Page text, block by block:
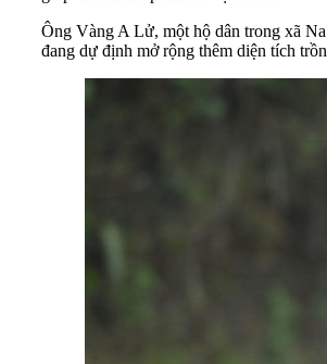
Ông Vàng A Lử, một hộ dân trong xã
đang dự định mở rộng thêm diện tích